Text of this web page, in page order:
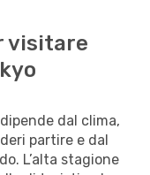
visitare
dal clima,
partire e dal
L’alta stagione